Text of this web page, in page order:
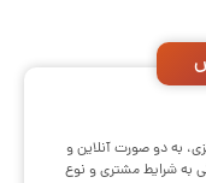
به دو صورت آنلاین و
شرایط مشتری و نوع